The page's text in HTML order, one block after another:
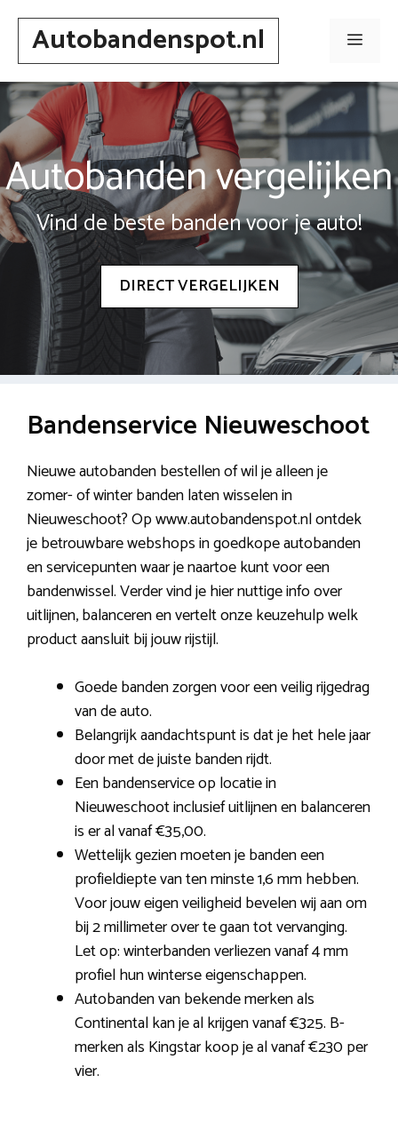
Spring
inhoudAutobandenspot.nl Menu
Autobanden vergelijken
Vind de beste banden voor je auto!
DIRECT VERGELIJKEN
Bandenservice Nieuweschoot
Nieuwe autobanden bestellen of wil je alleen je
zomer- of winter banden laten wisselen in
Nieuweschoot? Op www.autobandenspot.nl ontdek
je betrouwbare webshops in goedkope autobanden
en servicepunten waar je naartoe kunt voor een
bandenwissel. Verder vind je hier nuttige info over
uitlijnen, balanceren en vertelt onze keuzehulp welk
product aansluit bij jouw rijstijl.
Goede banden zorgen voor een veilig rijgedrag
van de auto.
Belangrijk aandachtspunt is dat je het hele jaar
door met de juiste banden rijdt.
Een bandenservice op locatie in
Nieuweschoot inclusief uitlijnen en balanceren
is er al vanaf €35,00.
Wettelijk gezien moeten je banden een
profieldiepte van ten minste 1,6 mm hebben.
Voor jouw eigen veiligheid bevelen wij aan om
bij 2 millimeter over te gaan tot vervanging.
Let op: winterbanden verliezen vanaf 4 mm
profiel hun winterse eigenschappen.
Autobanden van bekende merken als
Continental kan je al krijgen vanaf €325. B-
merken als Kingstar koop je al vanaf €230 per
vier.